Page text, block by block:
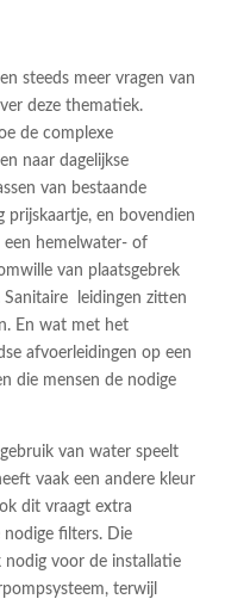
steeds meer vragen van
deze thematiek.
de complexe
naar dagelijkse
van bestaande
prijskaartje, en bovendien
een hemelwater- of
van plaatsgebrek
leidingen zitten
En wat met het
afvoerleidingen op een
die mensen de nodige
van water speelt
vaak een andere kleur
dit vraagt extra
nodige filters. Die
nodig voor de installatie
terwijl